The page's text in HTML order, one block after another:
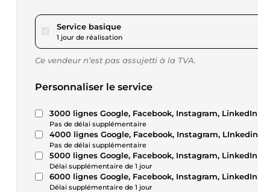
Service basiquepour 17,34 $US
1 jour de réalisation
Ce vendeur n’est pas assujetti à la TVA.
Personnaliser le service
3000 lignes Google, Facebook, Instagram, LinkedIn
Pas de délai supplémentaire
4000 lignes Google, Facebook, Instagram, LInkedin
Pas de délai supplémentaire
5000 lignes Google, Facebook, Instagram, LinkedIn
Délai supplémentaire de 1 jour
6000 lignes Google, Facebook, Instagram, LinkedIn
Délai supplémentaire de 1 jour